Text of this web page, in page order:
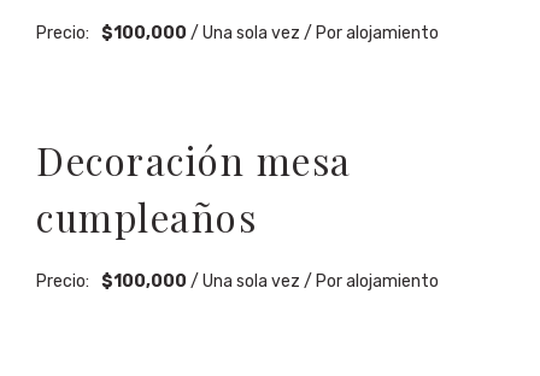
Precio: $100,000 / Una sola vez / Por alojamiento
Decoración mesa
cumpleaños
Precio: $100,000 / Una sola vez / Por alojamiento